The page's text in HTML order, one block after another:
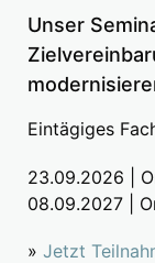
Unser
Eintägiges
23.09.2026 |
08.09.2027 |
» Jetzt